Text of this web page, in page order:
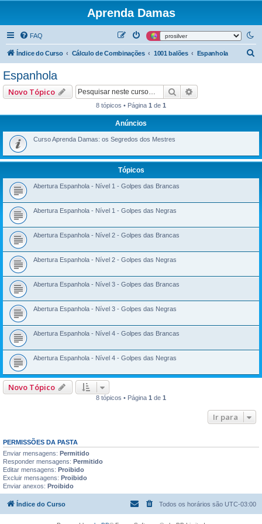
Aprenda Damas
FAQ
Índice do Curso Cálculo de Combinações 1001 balões Espanhola
r
Espanhola
Novo Tópico Pesquisar
8 tópicos • Página 1 de 1
Anúncios
Curso Aprenda Damas: os Segredos dos Mestres
Tópicos
Abertura Espanhola - Nível 1 - Golpes das Brancas
Abertura Espanhola - Nível 1 - Golpes das Negras
Abertura Espanhola - Nível 2 - Golpes das Brancas
Abertura Espanhola - Nível 2 - Golpes das Negras
Abertura Espanhola - Nível 3 - Golpes das Brancas
Abertura Espanhola - Nível 3 - Golpes das Negras
Abertura Espanhola - Nível 4 - Golpes das Brancas
Abertura Espanhola - Nível 4 - Golpes das Negras
Novo Tópico
8 tópicos • Página 1 de 1
Ir para
PERMISSÕES DA PASTA
Enviar mensagens: Permitido
Responder mensagens: Permitido
Editar mensagens: Proibido
Excluir mensagens: Proibido
Enviar anexos: Proibido
Índice do Curso Todos os horários são UTC-03:00